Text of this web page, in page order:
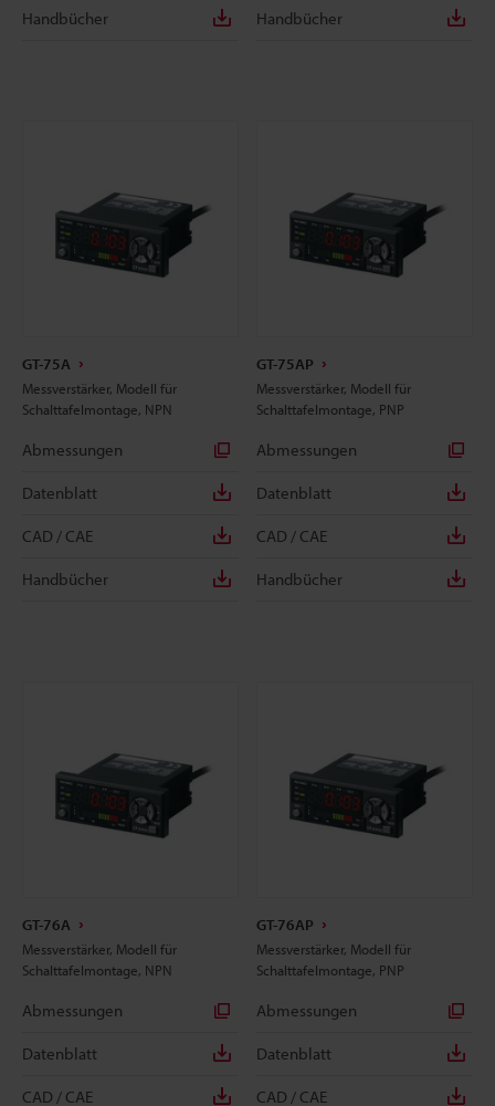
Handbücher Handbücher
GT-75A
Messverstärker, Modell für
Schalttafelmontage, NPN
Abmessungen
Datenblatt
CAD / CAE
Handbücher
GT-75AP
Messverstärker, Modell für
Schalttafelmontage, PNP
Abmessungen
Datenblatt
CAD / CAE
Handbücher
GT-76A
Messverstärker, Modell für
Schalttafelmontage, NPN
Abmessungen
Datenblatt
CAD / CAE
GT-76AP
Messverstärker, Modell für
Schalttafelmontage, PNP
Abmessungen
Datenblatt
CAD / CAE